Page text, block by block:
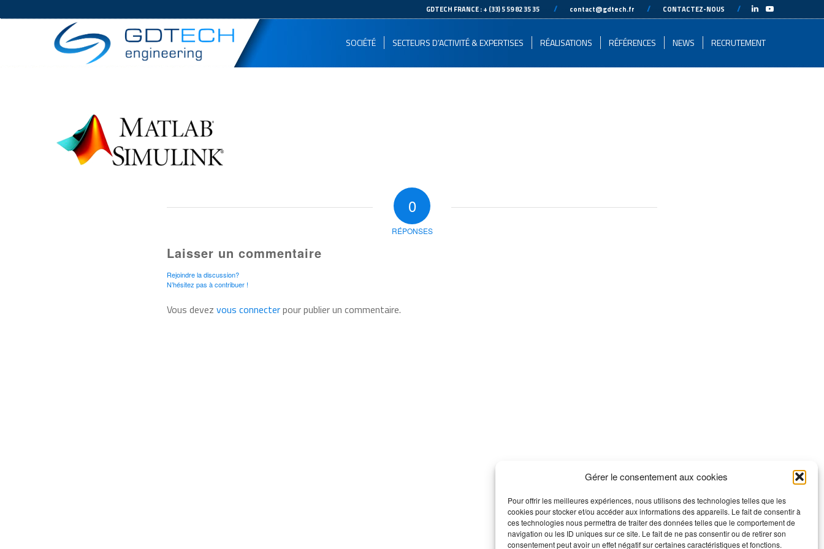
Gérer le consentement aux cookies
Pour offrir les meilleures expériences, nous utilisons des technologies telles que les
cookies pour stocker et/ou accéder aux informations des appareils. Le fait de consentir à
ces technologies nous permettra de traiter des données telles que le comportement de
navigation ou les ID uniques sur ce site. Le fait de ne pas consentir ou de retirer son
consentement peut avoir un effet négatif sur certaines caractéristiques et fonctions.
GDTECH FRANCE : + (33) 5 59 82 35 35 // contact@gdtech.fr // CONTACTEZ-NOUS //
SOCIÉTÉ SECTEURS D’ACTIVITÉ & EXPERTISES RÉALISATIONS RÉFÉRENCES NEWS RECRUTEMENT
0
RÉPONSES
Laisser un commentaire
Rejoindre la discussion?
N’hésitez pas à contribuer !
Vous devez vous connecterpour publier un commentaire.